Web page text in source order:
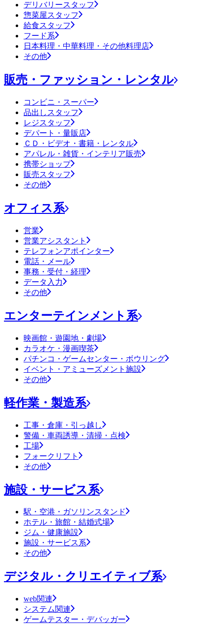
デリバリースタッフ
惣菜屋スタッフ
給食スタッフ
フード系
日本料理・中華料理・その他料理店
その他
販売・ファッション・レンタル
コンビニ・スーパー
品出しスタッフ
レジスタッフ
デパート・量販店
ＣＤ・ビデオ・書籍・レンタル
アパレル・雑貨・インテリア販売
携帯ショップ
販売スタッフ
その他
オフィス系
営業
営業アシスタント
テレフォンアポインター
電話・メール
事務・受付・経理
データ入力
その他
エンターテインメント系
映画館・遊園地・劇場
カラオケ・漫画喫茶
パチンコ・ゲームセンター・ボウリング
イベント・アミューズメント施設
その他
軽作業・製造系
工事・倉庫・引っ越し
警備・車両誘導・清掃・点検
工場
フォークリフト
その他
施設・サービス系
駅・空港・ガソリンスタンド
ホテル・旅館・結婚式場
ジム・健康施設
施設・サービス系
その他
デジタル・クリエイティブ系
web関連
システム関連
ゲームテスター・デバッガー